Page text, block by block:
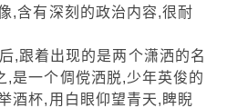
,含有深刻的政治内容,很耐
着出现的是两个潇洒的名
,是一个倜傥洒脱,少年英俊的
酒杯,用白眼仰望青天,睥睨